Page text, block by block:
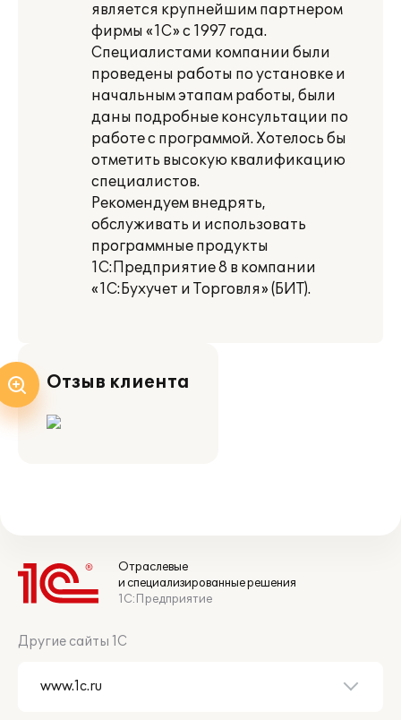
является крупнейшим партнером
фирмы «1С» с 1997 года.
Специалистами компании были
проведены работы по установке и
начальным этапам работы, были
даны подробные консультации по
работе с программой. Хотелось бы
отметить высокую квалификацию
специалистов.
Рекомендуем внедрять,
обслуживать и использовать
программные продукты
1С:Предприятие 8 в компании
«1С:Бухучет и Торговля» (БИТ).
Отзыв клиента
Отраслевые
и специализированные решения
1С:Предприятие
Другие сайты 1С